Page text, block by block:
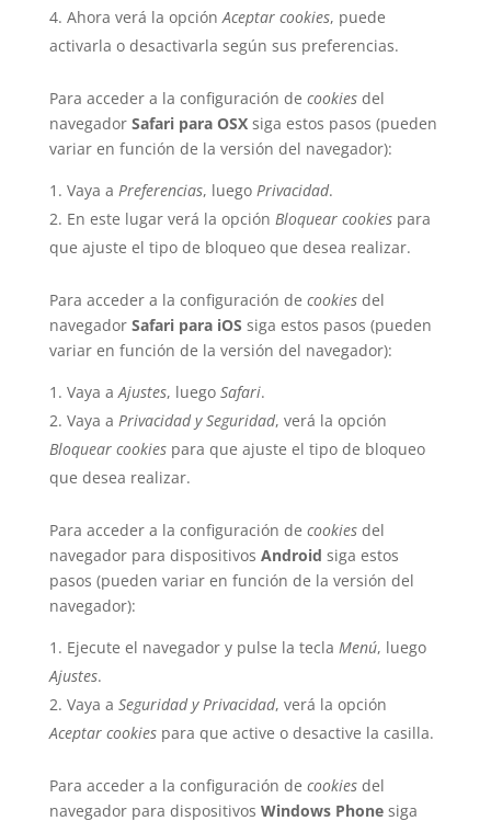
Ahora verá la opciónAceptar cookies, puede
activarla o desactivarla según sus preferencias.
Para acceder a la configuración de cookiesdel
navegador Safari para OSXsiga estos pasos (pueden
variar en función de la versión del navegador):
Vaya a Preferencias, luego Privacidad.
En este lugar verá la opción Bloquear cookiespara
que ajuste el tipo de bloqueo que desea realizar.
Para acceder a la configuración de cookiesdel
navegador Safari para iOS siga estos pasos (pueden
variar en función de la versión del navegador):
Vaya aAjustes, luego Safari.
Vaya a Privacidad y Seguridad, verá la opción
Bloquear cookiespara que ajuste el tipo de bloqueo
que desea realizar.
Para acceder a la configuración de cookiesdel
navegador para dispositivos Android siga estos
pasos (pueden variar en función de la versión del
navegador):
Ejecute el navegador y pulse la tecla Menú, luego
Ajustes.
Vaya a Seguridad y Privacidad, verá la opción
Aceptar cookiespara que active o desactive la casilla.
Para acceder a la configuración de cookiesdel
navegador para dispositivos Windows Phonesiga